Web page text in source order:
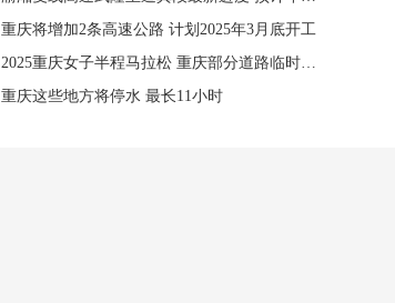
重庆将增加2条高速公路 计划2025年3月底开工
2025重庆女子半程马拉松 重庆部分道路临时交通管制
重庆这些地方将停水 最长11小时